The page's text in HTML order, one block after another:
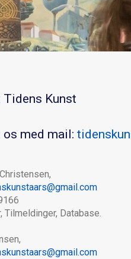
Tidens Kunst
os med mail:
Tilmeldinger, Database.